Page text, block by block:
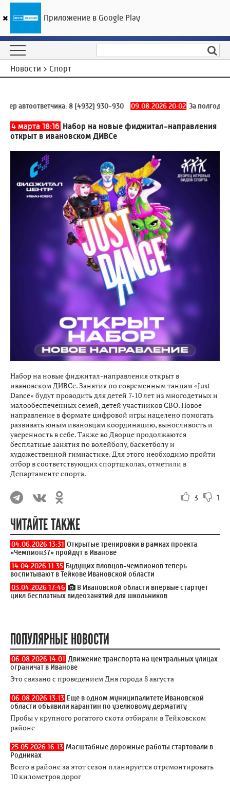
ГТРК «Ивтелерадио»
Новости > Спорт
автоответчика:8 (4932) 930-930 09.08.2026 20:02 За полгода
4 марта 18:16 Набор на новые фиджитал-направления
открыт в ивановском ДИВСе
Набор на новые фиджитал-направления открыт в
ивановском ДИВСе. Занятия по современным танцам «Just
Dance» будут проводить для детей 7-10 лет из многодетных и
малообеспеченных семей, детей участников СВО. Новое
направление в формате цифровой игры нацелено помогать
развивать юным ивановцам координацию, выносливость и
уверенность в себе. Также во Дворце продолжаются
бесплатные занятия по волейболу, баскетболу и
художественной гимнастике. Для этого необходимо пройти
отбор в соответствующих спортшколах, отметили в
Департаменте спорта.
3 1
ЧИТАЙТЕ ТАКЖЕ
04.06.2026 13:31 Открытые тренировки в рамках проекта
«Чемпион37» пройдут в Иванове
14.04.2026 11:35 Будущих пловцов-чемпионов теперь
воспитывают в Тейкове Ивановской области
03.04.2026 17:46
В Ивановской области впервые стартует
цикл бесплатных видеозанятий для школьников
ПОПУЛЯРНЫЕ НОВОСТИ
06.08.2026 14:01 Движение транспорта на центральных улицах
ограничат в Иванове
Это связано с проведением Дня города 8 августа
06.08.2026 13:13 Ещё в одном муниципалитете Ивановской
области объявили карантин по узелковому дерматиту
Пробы у крупного рогатого скота отбирали в Тейковском
районе
25.05.2026 16:13 Масштабные дорожные работы стартовали в
Родниках
Всего в районе за этот сезон планируется отремонтировать
10 километров дорог
Приложение в Google Play